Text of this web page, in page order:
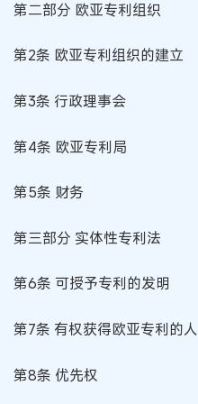
第二部分 欧亚专利组织
第2条 欧亚专利组织的建立
第3条 行政理事会
第4条 欧亚专利局
第5条 财务
第三部分 实体性专利法
第6条 可授予专利的发明
第7条 有权获得欧亚专利的人
第8条 优先权